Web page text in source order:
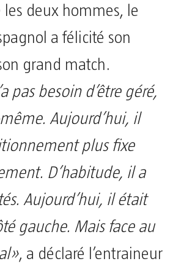
deux hommes, le
a félicité son
grand match.
pas besoin d’être géré,
Aujourd’hui, il
plus fixe
D’habitude, il a
Aujourd’hui, il était
gauche. Mais face au
, a déclaré l’entraineur